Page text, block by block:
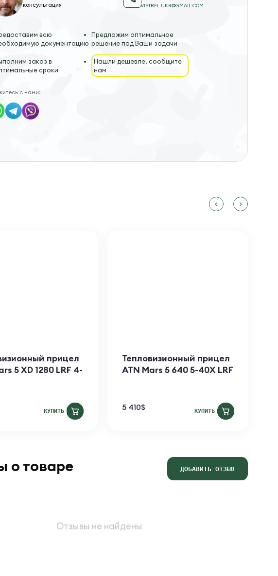
консультация VISTREL.UKR@GMAIL.COM
всю
документацию
Предложим оптимальное
решение под Ваши задачи
заказ в
сроки
Нашли дешевле, сообщите
нам
с нами:
прицел
5 XD 1280 LRF 4-
КУПИТЬ
​Тепловизионный прицел
ATN Mars 5 640 5-40X LRF
5 410$ КУПИТЬ
о товаре ДОБАВИТЬ ОТЗЫВ
Отзывы не найдены